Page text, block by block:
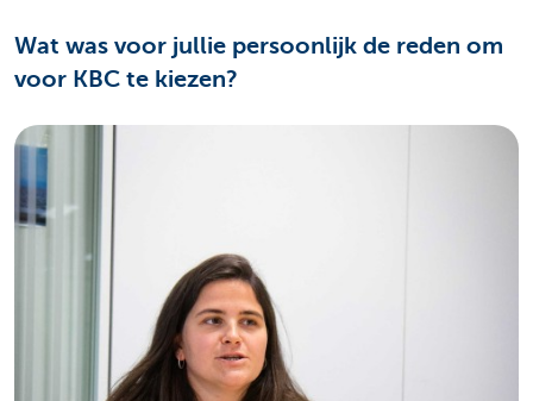
Wat was voor jullie persoonlijk de reden om
voor KBC te kiezen?